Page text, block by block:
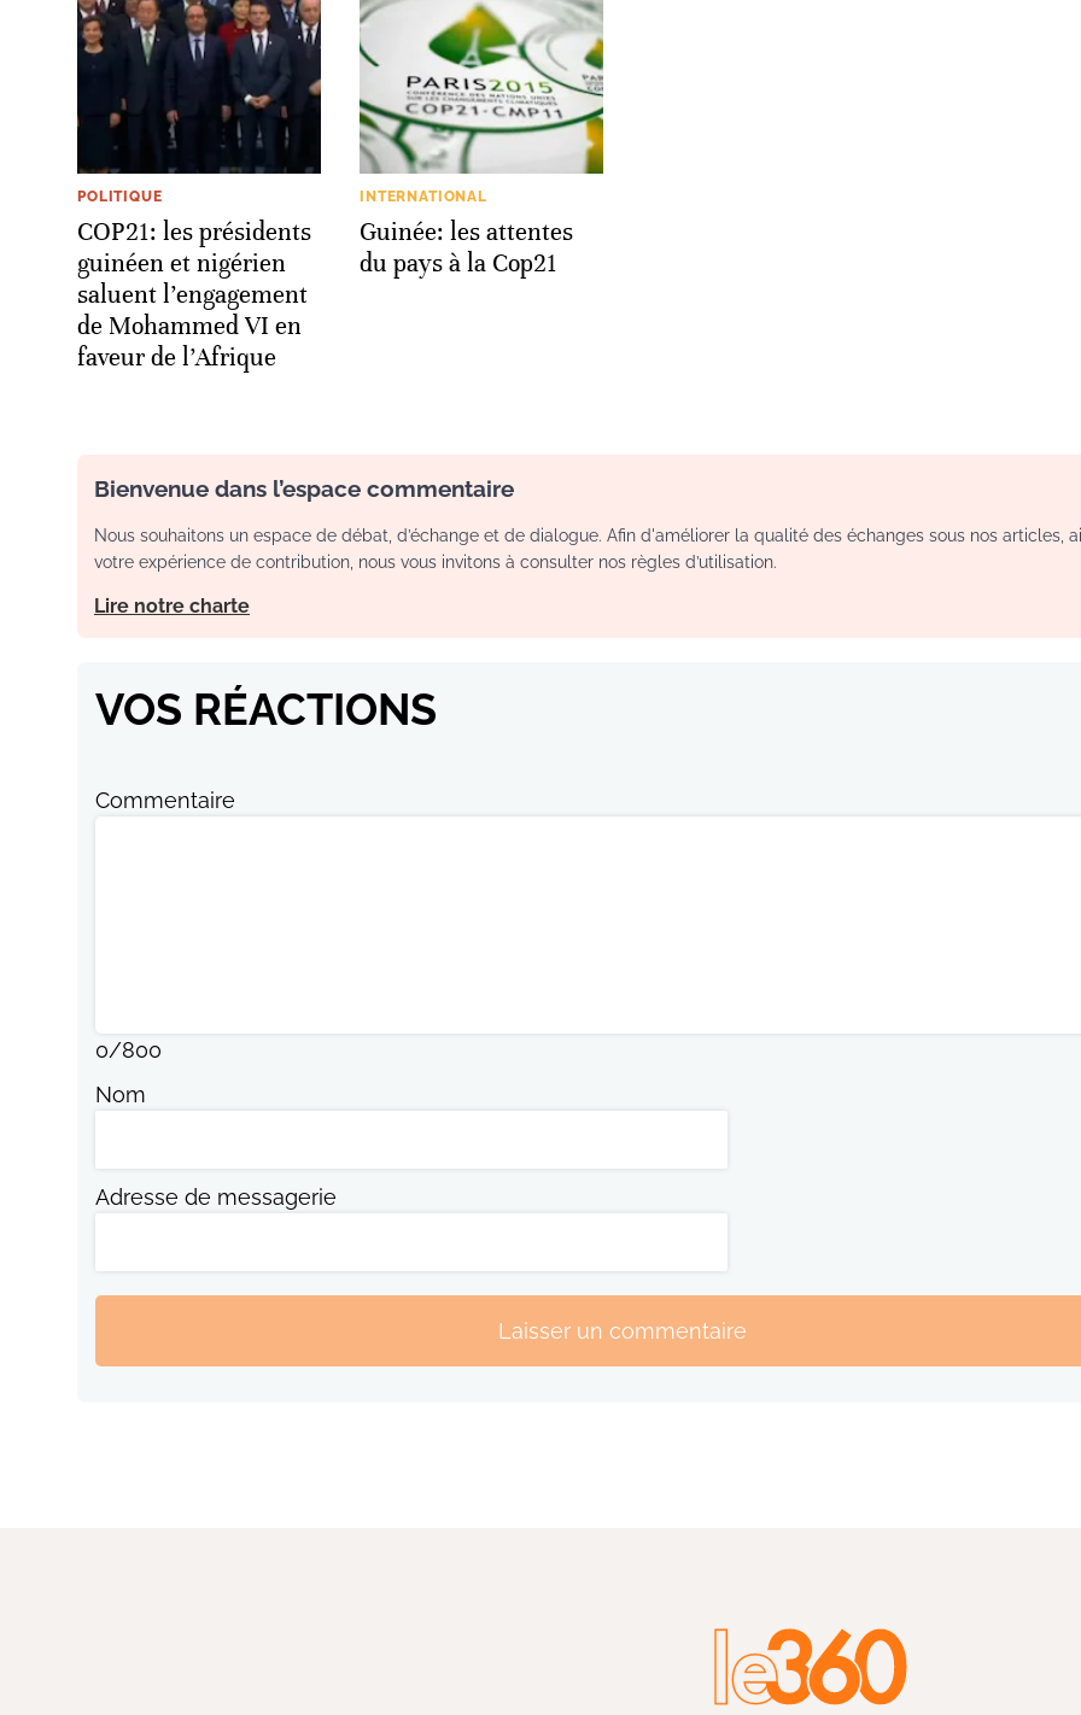
POLITIQUE
COP21: les présidents
guinéen et nigérien
saluent l’engagement
de Mohammed VI en
faveur de l’Afrique
INTERNATIONAL
Guinée: les attentes
du pays à la Cop21
Bienvenue dans l’espace commentaire
Nous souhaitons un espace de débat, d’échange et de dialogue. Afin d'améliorer la qualité des échanges sous nos articles,
votre expérience de contribution, nous vous invitons à consulter nos règles d’utilisation.
Lire notre charte
VOS RÉACTIONS
Commentaire
0/800
Nom
Adresse de messagerie
Laisser un commentaire